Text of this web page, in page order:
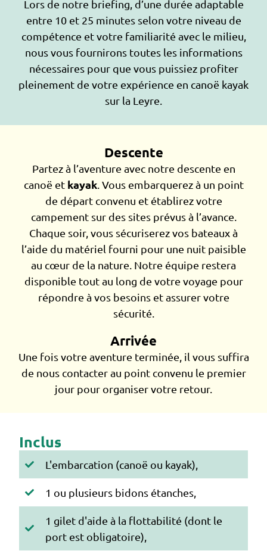
Lors de notre briefing, d’une durée adaptable
entre 10 et 25 minutes selon votre niveau de
compétence et votre familiarité avec le milieu,
nous vous fournirons toutes les informations
nécessaires pour que vous puissiez profiter
pleinement de votre expérience en canoë kayak
sur la Leyre.
Descente
Partez à l’aventure avec notre descente en
canoë et kayak. Vous embarquerez à un point
de départ convenu et établirez votre
campement sur des sites prévus à l’avance.
Chaque soir, vous sécuriserez vos bateaux à
l’aide du matériel fourni pour une nuit paisible
au cœur de la nature. Notre équipe restera
disponible tout au long de votre voyage pour
répondre à vos besoins et assurer votre
sécurité.
Arrivée
Une fois votre aventure terminée, il vous suffira
de nous contacter au point convenu le premier
jour pour organiser votre retour.
Inclus
L'embarcation (canoë ou kayak),
1 ou plusieurs bidons étanches,
1 gilet d'aide à la flottabilité (dont le
port est obligatoire),